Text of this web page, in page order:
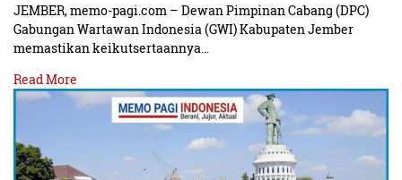
JEMBER, memo-pagi.com – Dewan Pimpinan Cabang (DPC)
Gabungan Wartawan Indonesia (GWI) Kabupaten Jember
memastikan keikutsertaannya…
Read More